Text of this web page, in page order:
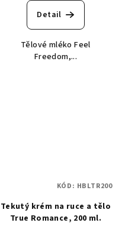
Detail
Tělové mléko Feel
Freedom,...
Tekutý krém na ruce a tělo
True Romance, 200 ml.
KÓD: HBLTR200